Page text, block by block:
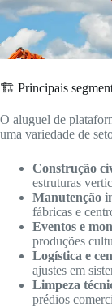
🏗️ Principais
O aluguel de
uma variedade de
Construção
estruturas
Manutenção
fábricas e
Eventos e
produções
Logística e
ajustes em
Limpeza
prédios